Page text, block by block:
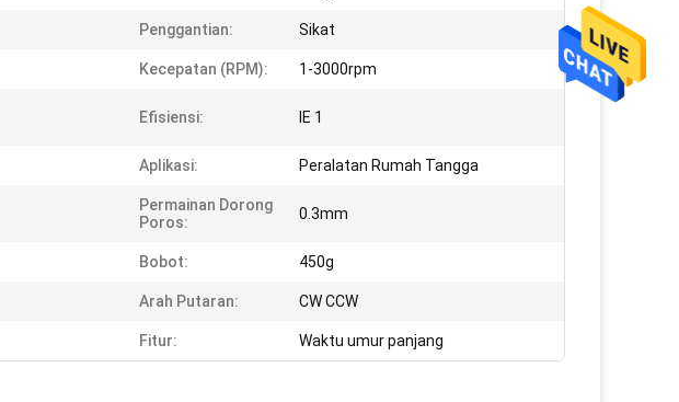
Penggantian: Sikat
Kecepatan (RPM): 1-3000rpm
Efisiensi: IE 1
Aplikasi: Peralatan Rumah Tangga
Permainan Dorong
Poros:
0.3mm
Bobot: 450g
Arah Putaran: CW CCW
Fitur: Waktu umur panjang